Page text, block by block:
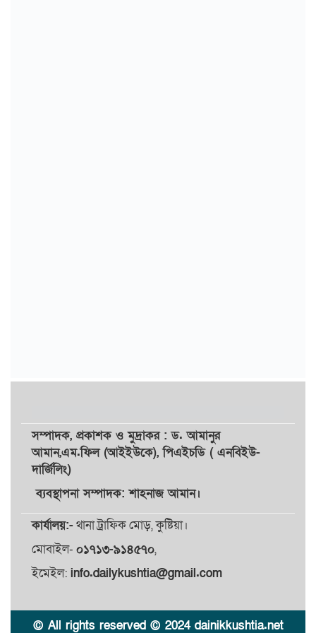
সম্পাদক, প্রকাশকওমুদ্রাকর: ড. আমানুর
আমান,এম.ফিল (আইইউকে), পিএইচডি ( এনবিইউ-
দার্জিলিং)
ব্যবস্থাপনা সম্পাদক: শাহনাজ আমান।
কার্যালয়:-থানা ট্রাফিক মোড়, কুষ্টিয়া।
মোবাইল- ০১৭১৩-৯১৪৫৭০,
ইমেইল: info.dailykushtia@gmail.com
© All rights reserved © 2024 dainikkushtia.net